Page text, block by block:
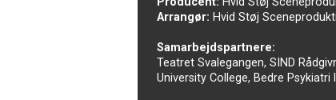
Arrangør: Hvid Støj
Samarbejdspartnere:
Teatret Svalegangen, SIND
University College, Bedre